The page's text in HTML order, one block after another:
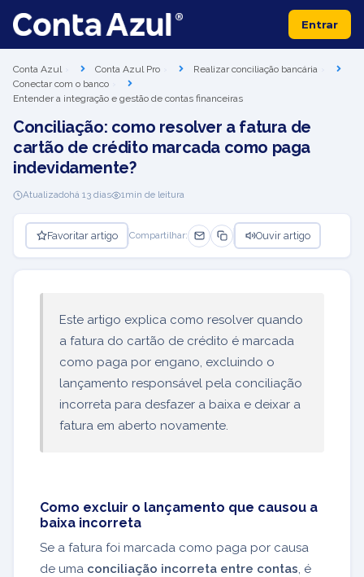
Entrar
Conta Azul Conta Azul Pro
Realizar conciliação bancária
Conectar com o banco
Entender a integração e gestão de contas financeiras
Conciliação: como resolver a fatura de
cartão de crédito marcada como paga
indevidamente?
Atualizadohá 13 dias 1min de leitura
Favoritar artigo Compartilhar: Ouvir artigo
Este artigo explica como resolver quando
a fatura do cartão de crédito é marcada
como paga por engano, excluindo o
lançamento responsável pela conciliação
incorreta para desfazer a baixa e deixar a
fatura em aberto novamente.
Como excluir o lançamento que causou a
baixa incorreta
Se a fatura foi marcada como paga por causa
de uma conciliação incorreta entre contas , é